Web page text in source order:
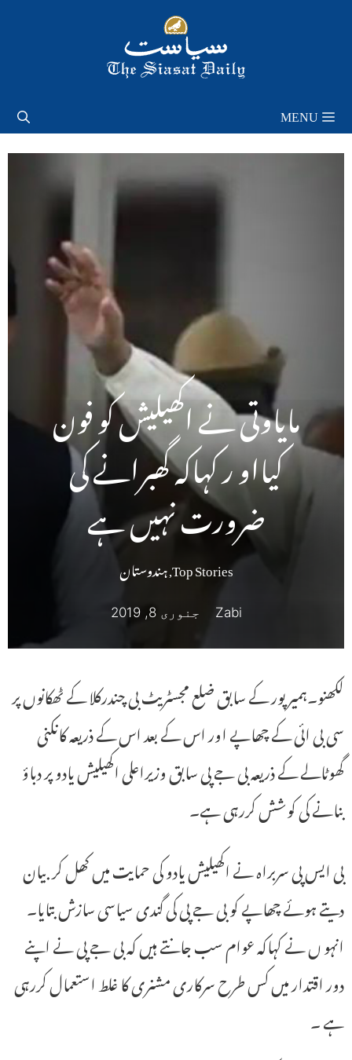
MENU
مایاوتی نے اکھیلیش کو فون
کیااو ر کہاکہ گھبرانے کی
ضرورت نہیں ہے
Top Stories
,ہندوستان
Zabi جنوری 8, 2019
لکھنو۔ہمیر پور کے سابق ضلع مجسٹریٹ بی چندرکلا کے ٹھکانوں پر
سی بی ائی کے چھاپے اور اس کے بعد اس کے ذریعہ کانکنی
گھوٹالے کے ذریعہ بی جے پی سابق وزیراعلی اکھیلیش یادو پر دباؤ
بنانے کی کوشش کررہی ہے۔
بی ایس پی سربراہ نے اکھیلیش یادو کی حمایت میں کھل کر بیان
دیتے ہوئے چھاپے کو بی جے پی کی گندی سیاسی سازش بتایا۔
انہو ں نے کہاکہ عوام سب جانتے ہیں کہ بی جے پی نے اپنے
دور اقتدار میں کس طرح سرکاری مشنری کا غلط استعمال کررہی
ہے ۔